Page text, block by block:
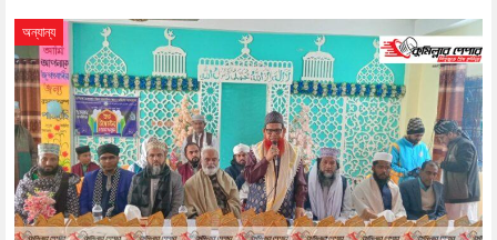
অন্যান্য